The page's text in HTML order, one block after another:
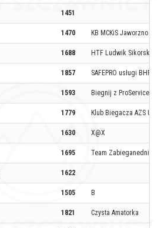
1451
1470 KB MCKiS Jaworzno
1688 HTF Ludwik Sikorski
1857 SAFEPRO usługi BHP
1593 Biegnij z ProService
1779 Klub Biegacza AZS UEK
1630 X@X
1695 Team Zabieganedni
1622
1505 B
1821 Czysta Amatorka